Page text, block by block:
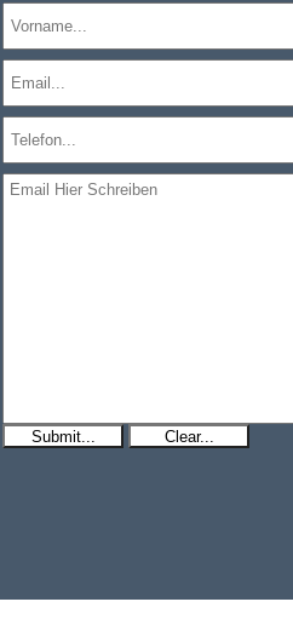
Submit... Clear...